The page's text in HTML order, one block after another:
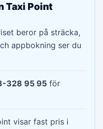
Taxi Point
beror på sträcka,
appbokning ser du
328 95 95 för
visar fast pris i